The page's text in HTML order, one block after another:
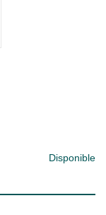
Disponible